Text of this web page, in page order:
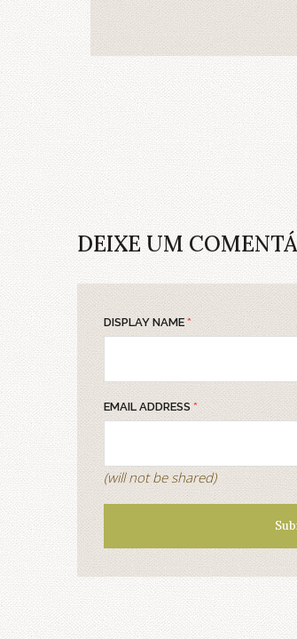
DEIXE UM
DISPLAY NAME *
EMAIL ADDRESS *
(will not be shared)